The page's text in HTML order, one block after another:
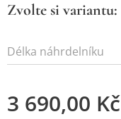
Zvolte si variantu:
Délka náhrdelníku
3 690,00 Kč